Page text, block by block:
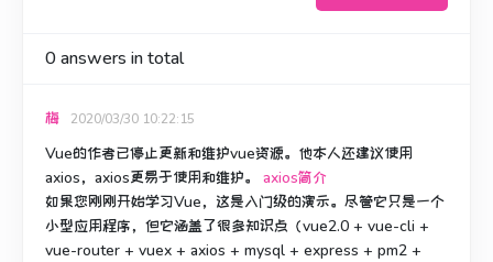
0answers in total
梅 2020/03/30 10:22:15
Vue的作者已停止更新和维护vue资源。 他本人还建议使用
axios，axios更易于使用和维护。 axios简介
如果您刚刚开始学习Vue，这是入门级的演示。 尽管它只是一个
小型应用程序，但它涵盖了很多知识点（vue2.0 + vue-cli +
vue-router + vuex + axios + mysql + express + pm2 +